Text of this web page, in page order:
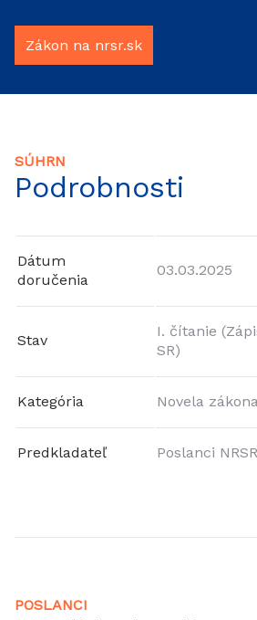
Zákon na nrsr.sk
SÚHRN
Podrobnosti
Dátum
doručenia
03.03.2025
Stav
I. čítanie
SR)
Kategória Novela zákona
Predkladateľ Poslanci NRSR
POSLANCI